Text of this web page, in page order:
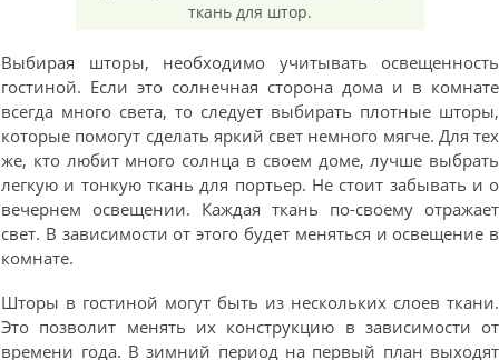
ткань для штор.
Выбирая шторы, необходимо учитывать освещенность
гостиной. Если это солнечная сторона дома и в комнате
всегда много света, то следует выбирать плотные шторы,
которые помогут сделать яркий свет немного мягче. Для тех
же, кто любит много солнца в своем доме, лучше выбрать
легкую и тонкую ткань для портьер. Не стоит забывать и о
вечернем освещении. Каждая ткань по-своему отражает
свет. В зависимости от этого будет меняться и освещение в
комнате.
Шторы в гостиной могут быть из нескольких слоев ткани.
Это позволит менять их конструкцию в зависимости от
времени года. В зимний период на первый план выходят